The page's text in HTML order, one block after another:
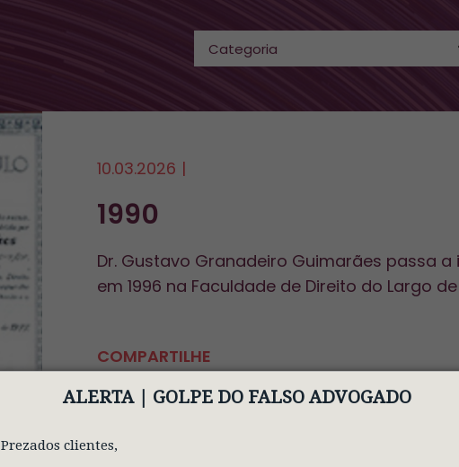
ALERTA | GOLPE DO FALSO ADVOGADO
Prezados clientes,
10.03.2026 |
1990
Dr. Gustavo Granadeiro Guimarães passa
em 1996 na Faculdade de Direito do Largo
COMPARTILHE
Facebook
LinkedIn
X WhatsApp